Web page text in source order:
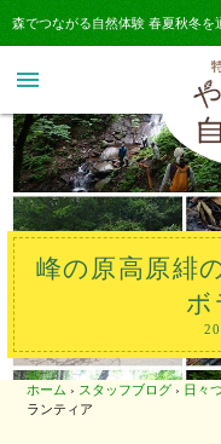
森でつながる自然体験 春夏秋冬を
menu
峰の原高原緋
ボ
ホーム › スタッフブログ › 日々
ランティア